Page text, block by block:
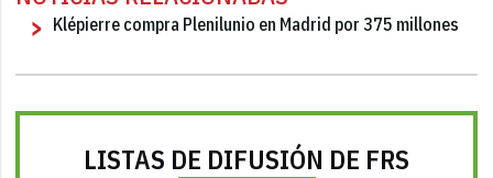
Klépierre compra Plenilunio en Madrid por 375 millones
LISTAS DE DIFUSIÓN DE FRS